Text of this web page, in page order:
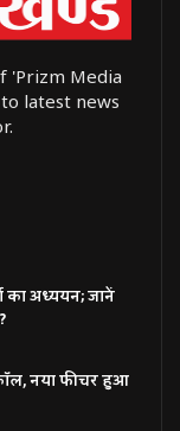
'Prizm Media
latest news
का अध्ययन; जानें
नया फीचर हुआ